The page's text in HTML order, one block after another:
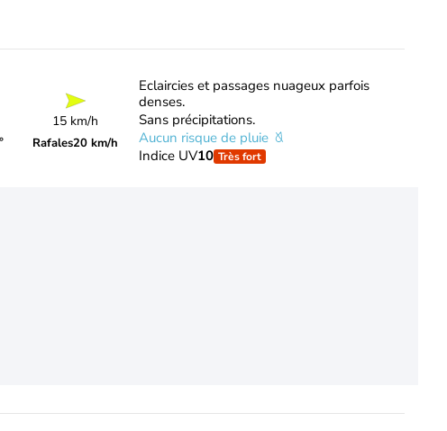
15 km/h
Rafales20 km/h
Eclaircies et passages nuageux parfois
denses.
Sans précipitations.
Aucun risque de pluie
Indice UV10 Très fort